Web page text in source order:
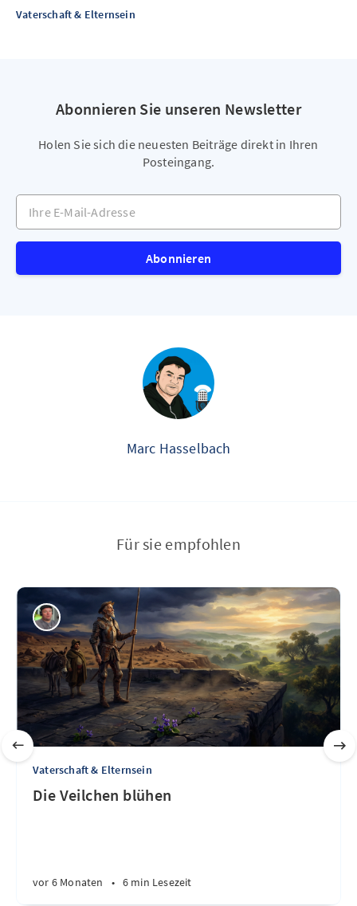
Vaterschaft & Elternsein
Abonnieren Sie unseren Newsletter
Holen Sie sich die neuesten Beiträge direkt in Ihren
Posteingang.
Ihre E-Mail-Adresse
Abonnieren
Marc Hasselbach
Für sie empfohlen
Vaterschaft & Elternsein
Die Veilchen blühen
vor 6 Monaten • 6 min Lesezeit